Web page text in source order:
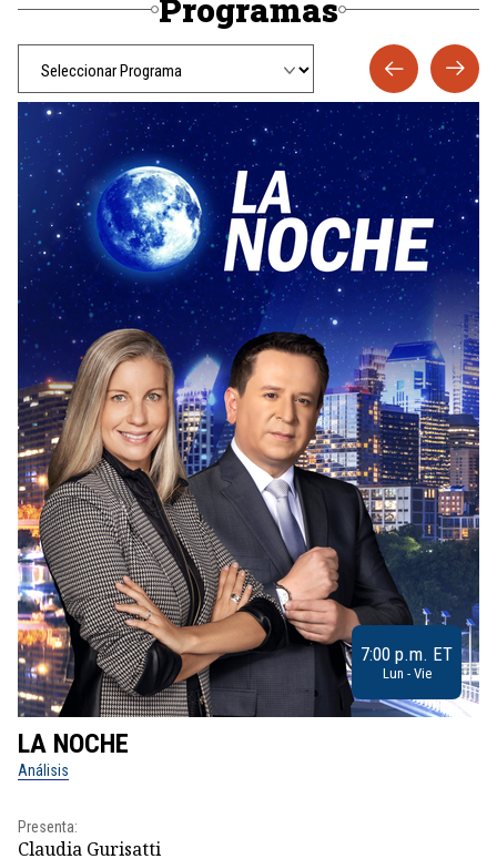
Programas
7:00 p.m. ET
Lun - Vie
LA NOCHE
Análisis
Presenta:
Claudia Gurisatti